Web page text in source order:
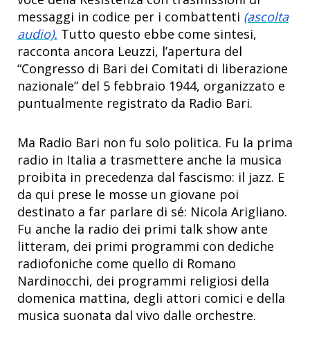
messaggi in codice per i combattenti (ascolta
audio). Tutto questo ebbe come sintesi,
racconta ancora Leuzzi, l’apertura del
“Congresso di Bari dei Comitati di liberazione
nazionale” del 5 febbraio 1944, organizzato e
puntualmente registrato da Radio Bari.
Ma Radio Bari non fu solo politica. Fu la prima
radio in Italia a trasmettere anche la musica
proibita in precedenza dal fascismo: il jazz. E
da qui prese le mosse un giovane poi
destinato a far parlare di sé: Nicola Arigliano.
Fu anche la radio dei primi talk show ante
litteram, dei primi programmi con dediche
radiofoniche come quello di Romano
Nardinocchi, dei programmi religiosi della
domenica mattina, degli attori comici e della
musica suonata dal vivo dalle orchestre.